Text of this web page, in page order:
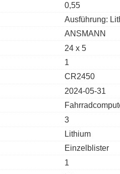
0,55
Ausführung:
ANSMANN
24 x 5
1
CR2450
2024-05-31
3
Lithium
Einzelblister
1